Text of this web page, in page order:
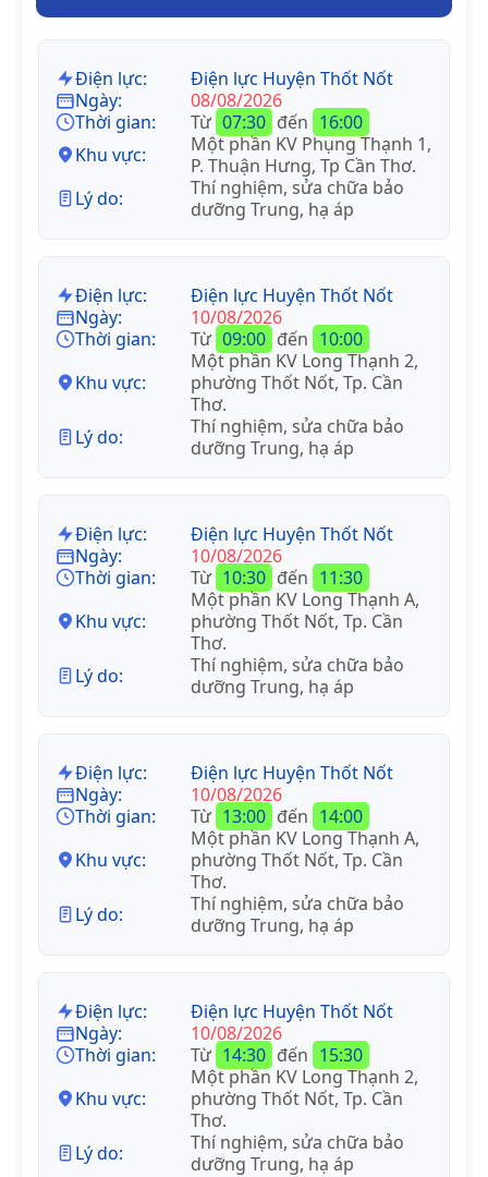
Điện lực:
Điện lực Huyện Thốt Nốt
Ngày:
08/08/2026
Thời gian:
Từ 07:30 đến 16:00
Khu vực:
Một phần KV Phụng Thạnh 1,
P. Thuận Hưng, Tp Cần Thơ.
Lý do:
Thí nghiệm, sửa chữa bảo
dưỡng Trung, hạ áp
Điện lực:
Điện lực Huyện Thốt Nốt
Ngày:
10/08/2026
Thời gian:
Từ 09:00 đến 10:00
Khu vực:
Một phần KV Long Thạnh 2,
phường Thốt Nốt, Tp. Cần
Thơ.
Lý do:
Thí nghiệm, sửa chữa bảo
dưỡng Trung, hạ áp
Điện lực:
Điện lực Huyện Thốt Nốt
Ngày:
10/08/2026
Thời gian:
Từ 10:30 đến 11:30
Khu vực:
Một phần KV Long Thạnh A,
phường Thốt Nốt, Tp. Cần
Thơ.
Lý do:
Thí nghiệm, sửa chữa bảo
dưỡng Trung, hạ áp
Điện lực:
Điện lực Huyện Thốt Nốt
Ngày:
10/08/2026
Thời gian:
Từ 13:00 đến 14:00
Khu vực:
Một phần KV Long Thạnh A,
phường Thốt Nốt, Tp. Cần
Thơ.
Lý do:
Thí nghiệm, sửa chữa bảo
dưỡng Trung, hạ áp
Điện lực:
Điện lực Huyện Thốt Nốt
Ngày:
10/08/2026
Thời gian:
Từ 14:30 đến 15:30
Khu vực:
Một phần KV Long Thạnh 2,
phường Thốt Nốt, Tp. Cần
Thơ.
Lý do:
Thí nghiệm, sửa chữa bảo
dưỡng Trung, hạ áp